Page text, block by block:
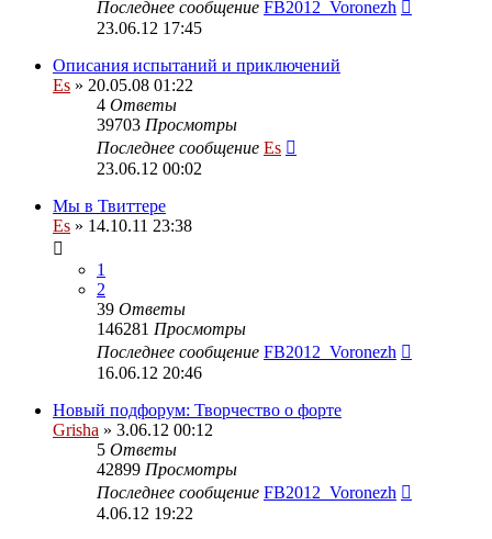
Последнее сообщение FB2012_Voronezh
23.06.12 17:45
Описания испытаний и приключений
Es » 20.05.08 01:22
4 Ответы
39703 Просмотры
Последнее сообщение Es
23.06.12 00:02
Мы в Твиттере
Es » 14.10.11 23:38
1
2
39 Ответы
146281 Просмотры
Последнее сообщение FB2012_Voronezh
16.06.12 20:46
Новый подфорум: Творчество о форте
Grisha » 3.06.12 00:12
5 Ответы
42899 Просмотры
Последнее сообщение FB2012_Voronezh
4.06.12 19:22